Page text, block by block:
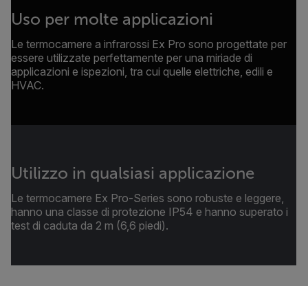
Uso per molte applicazioni
Le termocamere a infrarossi Ex Pro sono progettate per
essere utilizzate perfettamente per una miriade di
applicazioni e ispezioni, tra cui quelle elettriche, edili e
HVAC.
Utilizzo in qualsiasi applicazione
Le termocamere Ex Pro-Series sono robuste e leggere,
hanno una classe di protezione IP54 e hanno superato i
test di caduta da 2 m (6,6 piedi).